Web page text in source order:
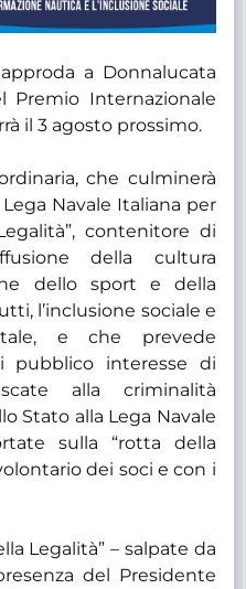
a Donnalucata
Premio Internazionale
il 3 agosto prossimo.
che culminerà
Navale Italiana per
contenitore di
della cultura
dello sport e della
l’inclusione sociale e
e che prevede
pubblico interesse di
alla criminalità
Stato alla Lega Navale
sulla “rotta della
dei soci e con i
Legalità” – salpate da
del Presidente